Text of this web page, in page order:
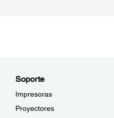
Soporte
Impresoras
Proyectores